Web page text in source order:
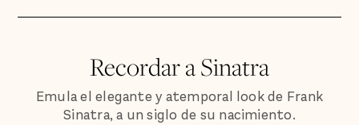
Recordar a Sinatra
Emula el elegante y atemporal look de Frank
Sinatra, a un siglo de su nacimiento.